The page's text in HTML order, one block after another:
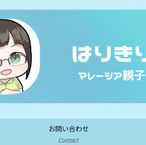
お問い合わせ
Contact